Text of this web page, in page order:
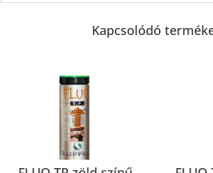
Kapcsolódó